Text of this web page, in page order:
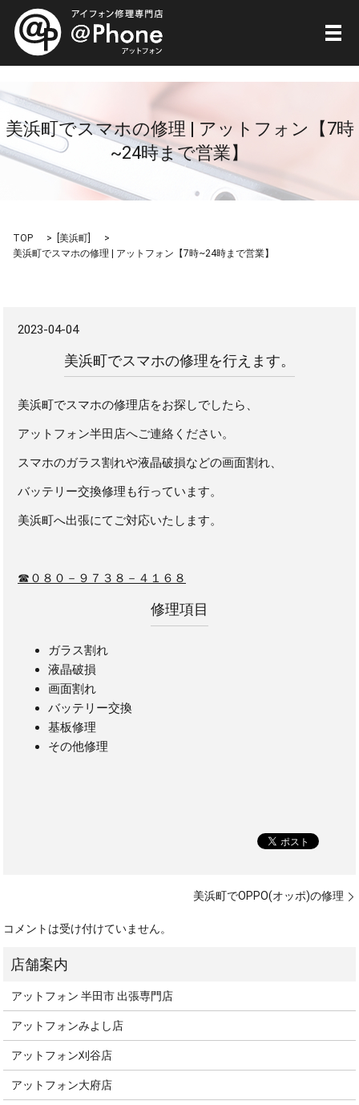
メ
美浜町でスマホの修理 | アットフォン【7時
~24時まで営業】
TOP [美浜町
美浜町でスマホの修理 | アットフォン【7時~24時まで営業】
2023-04-04
美浜町でスマホの修理を行えます。
美浜町でスマホの修理店をお探しでしたら、
アットフォン半田店へご連絡ください。
スマホのガラス割れや液晶破損などの画面割れ、
バッテリー交換修理も行っています。
美浜町へ出張にてご対応いたします。
☎０８０－９７３８－４１６８
修理項目
ガラス割れ
液晶破損
画面割れ
バッテリー交換
基板修理
その他修理
美浜町でOPPO(オッポ)の修理
コメントは受け付けていません。
アットフォン 半田市 出張専門店
アットフォンみよし店
アットフォン刈谷店
アットフォン大府店